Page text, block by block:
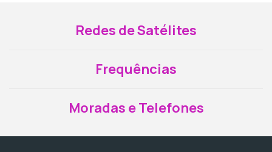
Redes de Satélites
Frequências
Moradas e Telefones